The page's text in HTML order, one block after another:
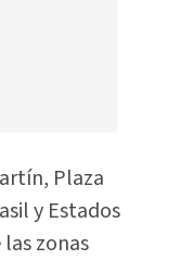
Plaza
y Estados
zonas